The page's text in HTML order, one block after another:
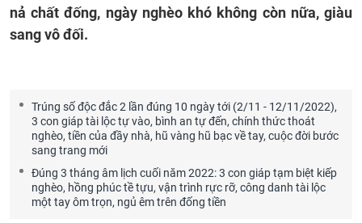
nả chất đống, ngày nghèo khó không còn nữa, giàu
sang vô đối.
Trúng số độc đắc 2 lần đúng 10 ngày tới (2/11 - 12/11/2022),
3 con giáp tài lộc tự vào, bình an tự đến, chính thức thoát
nghèo, tiền của đầy nhà, hũ vàng hũ bạc về tay, cuộc đời bước
sang trang mới
Đúng 3 tháng âm lịch cuối năm 2022: 3 con giáp tạm biệt kiếp
nghèo, hồng phúc tề tựu, vận trình rực rỡ, công danh tài lộc
một tay ôm trọn, ngủ êm trên đống tiền